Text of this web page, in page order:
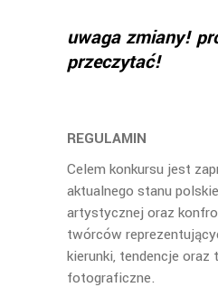
uwaga zmiany!
przeczytać!
REGULAMIN
Celem konkursu jest
aktualnego stanu
artystycznej oraz
twórców
kierunki, tendencje oraz
fotograficzne.